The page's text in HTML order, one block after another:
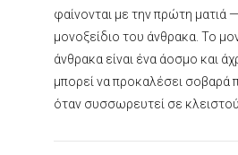
φαίνονται με την πρώτη ματιά
μονοξείδιο του άνθρακα. Το
άνθρακα είναι ένα άοσμο και
μπορεί να προκαλέσει σοβαρά
όταν συσσωρευτεί σε